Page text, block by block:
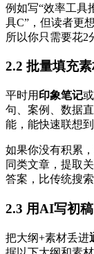
例如写“效率工具
具C”，但读者更
所以你只需要花2
2.2 批量填充
平时用 印象笔记或
句、案例、数据
能，能快速联想
如果你没有积累
同类文章，提取
答案，比传统搜索
2.3 用AI写初
把大纲+素材丢进